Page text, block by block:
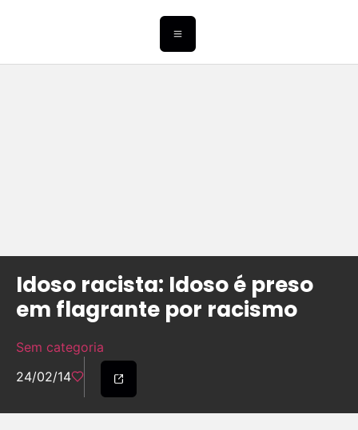
Idoso racista: Idoso é preso
em flagrante por racismo
Sem categoria
24/02/14